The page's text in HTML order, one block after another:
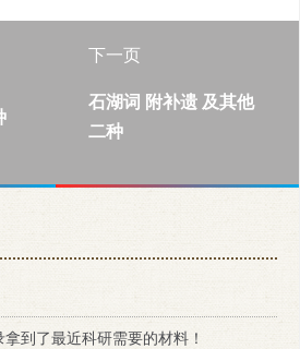
下一页
石湖词 附补遗 及其他
二种
拿到了最近科研需要的材料！